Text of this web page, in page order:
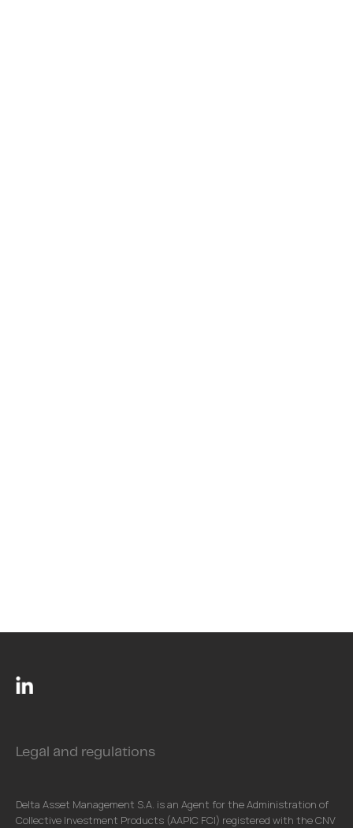
Legal and regulations
Delta Asset Management S.A. is an Agent for the Administration of
Collective Investment Products (AAPIC FCI) registered with the CNV